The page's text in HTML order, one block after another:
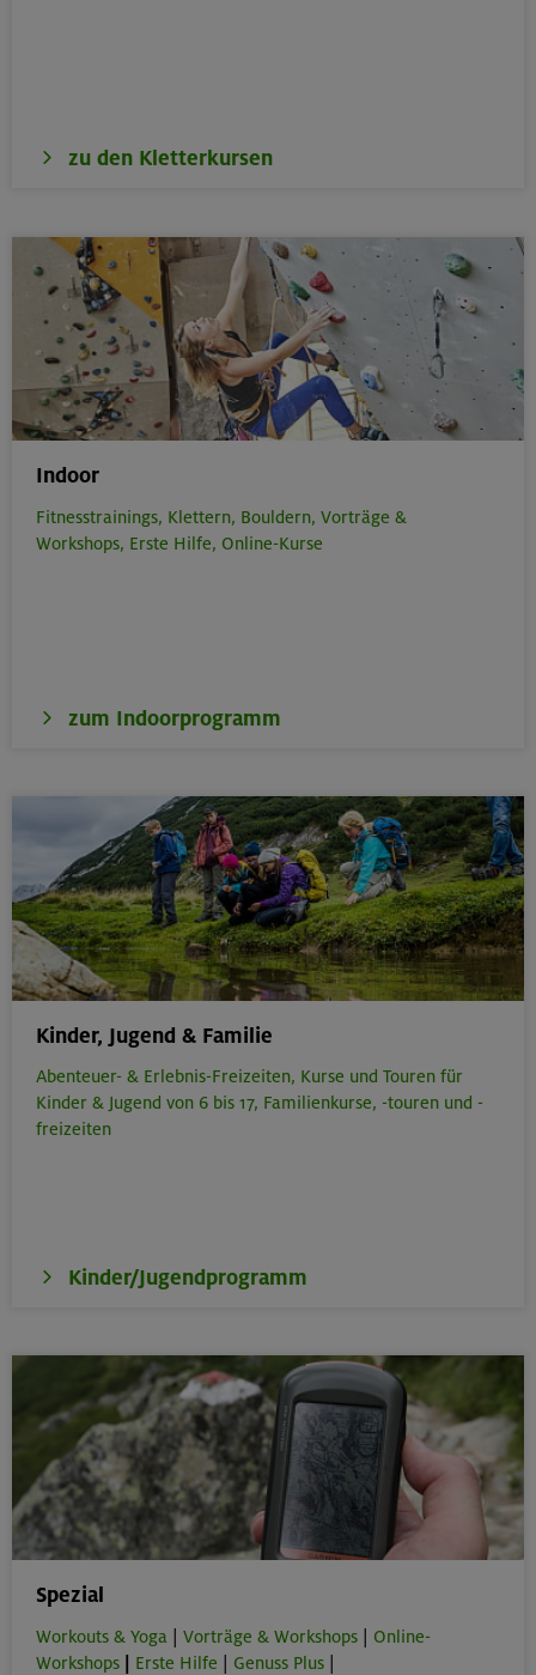
zu den Kletterkursen
Indoor
Fitnesstrainings, Klettern, Bouldern, Vorträge &
Workshops, Erste Hilfe, Online-Kurse
zum Indoorprogramm
Kinder, Jugend & Familie
Abenteuer- & Erlebnis-Freizeiten, Kurse und Touren für
Kinder & Jugend von 6 bis 17, Familienkurse, -touren und -
freizeiten
Kinder/Jugendprogramm
Spezial
Workouts & Yoga Vorträge & Workshops
Online-
Workshops
Erste Hilfe Genuss Plus